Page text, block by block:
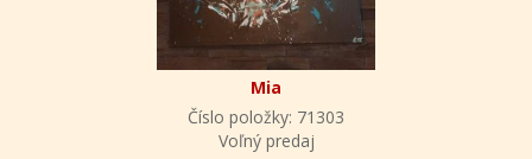
Mia
Číslo položky: 71303
Voľný predaj